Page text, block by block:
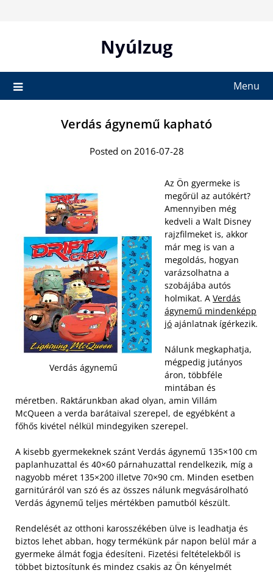
Nyúlzug
Menu
Verdás ágynemű kapható
Posted on 2016-07-28
Verdás ágynemű
Az Ön gyermeke is
megőrül az autókért?
Amennyiben még
kedveli a Walt Disney
rajzfilmeket is, akkor
már meg is van a
megoldás, hogyan
varázsolhatna a
szobájába autós
holmikat. A Verdás
ágynemű mindenképp
jó ajánlatnak ígérkezik.
Nálunk megkaphatja,
mégpedig jutányos
áron, többféle
mintában és
méretben. Raktárunkban akad olyan, amin Villám
McQueen a verda barátaival szerepel, de egyébként a
főhős kivétel nélkül mindegyiken szerepel.
A kisebb gyermekeknek szánt Verdás ágynemű 135×100 cm
paplanhuzattal és 40×60 párnahuzattal rendelkezik, míg a
nagyobb méret 135×200 illetve 70×90 cm. Minden esetben
garnitúráról van szó és az összes nálunk megvásárolható
Verdás ágynemű teljes mértékben pamutból készült.
Rendelését az otthoni karosszékében ülve is leadhatja és
biztos lehet abban, hogy termékünk pár napon belül már a
gyermeke álmát fogja édesíteni. Fizetési feltételekből is
többet biztosítunk és mindez csakis az Ön kényelmét